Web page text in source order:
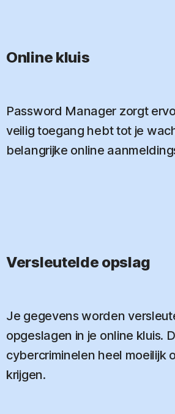
Online kluis
Password Manager zorgt
veilig toegang hebt tot je
belangrijke online
Versleutelde opslag
Je gegevens worden
opgeslagen in je online kluis.
cybercriminelen heel moeilijk
krijgen.